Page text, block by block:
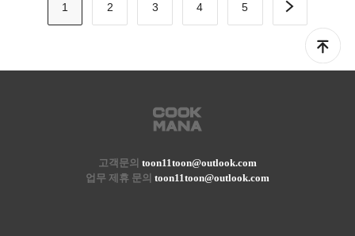
1 2 3 4 5
고객문의 toon11toon@outlook.com
업무 제휴 문의 toon11toon@outlook.com